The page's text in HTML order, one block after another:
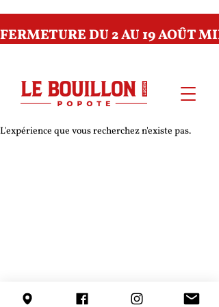
FERMETURE DU 2 AU 19 AOÛT
L'expérience que vous recherchez n'existe pas.